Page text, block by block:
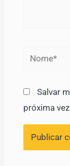
Nome*
Salvar
próxima